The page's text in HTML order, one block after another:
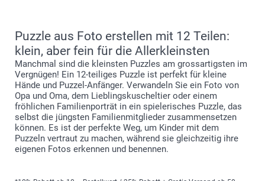
Puzzle aus Foto erstellen mit 12 Teilen:
klein, aber fein für die Allerkleinsten
Manchmal sind die kleinsten Puzzles am grossartigsten im
Vergnügen! Ein 12-teiliges Puzzle ist perfekt für kleine
Hände und Puzzel-Anfänger. Verwandeln Sie ein Foto von
Opa und Oma, dem Lieblingskuscheltier oder einem
fröhlichen Familienporträt in ein spielerisches Puzzle, das
selbst die jüngsten Familienmitglieder zusammensetzen
können. Es ist der perfekte Weg, um Kinder mit dem
Puzzeln vertraut zu machen, während sie gleichzeitig ihre
eigenen Fotos erkennen und benennen.